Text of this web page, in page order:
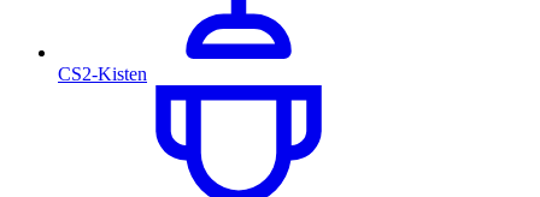
CS2-Kisten